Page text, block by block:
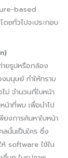
based
ยทั่วไปจะประกอบ
ยรูปหรือกล้อง
มนุษย์ ทำให้ทราบ
ม่ จำนวนกี่ใบหน้า
น้าที่พบ เพื่อนำไป
งการค้นหาใบหน้า
ลนั้นเป็นใคร ซึ่ง
software ใช้ใน